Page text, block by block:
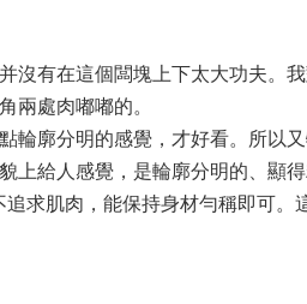
沒有在這個闆塊上下太大功夫。
兩處肉嘟嘟的。
輪廓分明的感覺，才好看。所以又
上給人感覺，是輪廓分明的、顯
追求肌肉，能保持身材勻稱即可